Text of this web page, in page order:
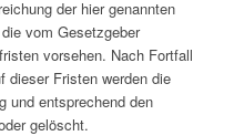
der hier genannten
vom Gesetzgeber
vorsehen. Nach Fortfall
dieser Fristen werden die
und entsprechend den
gelöscht.